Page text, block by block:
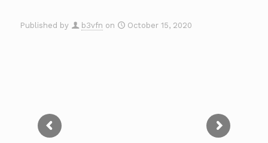
Published by b3vfn on October 15, 2020